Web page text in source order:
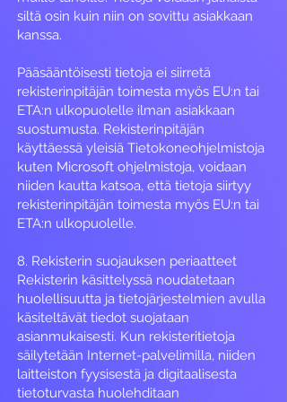
siltä osin kuin niin on sovittu asiakkaan
kanssa.
Pääsääntöisesti tietoja ei siirretä
rekisterinpitäjän toimesta myös EU:n tai
ETA:n ulkopuolelle ilman asiakkaan
suostumusta. Rekisterinpitäjän
käyttäessä yleisiä Tietokoneohjelmistoja
kuten Microsoft ohjelmistoja, voidaan
niiden kautta katsoa, että tietoja siirtyy
rekisterinpitäjän toimesta myös EU:n tai
ETA:n ulkopuolelle.
8. Rekisterin suojauksen periaatteet
Rekisterin käsittelyssä noudatetaan
huolellisuutta ja tietojärjestelmien avulla
käsiteltävät tiedot suojataan
asianmukaisesti. Kun rekisteritietoja
säilytetään Internet-palvelimilla, niiden
laitteiston fyysisestä ja digitaalisesta
tietoturvasta huolehditaan